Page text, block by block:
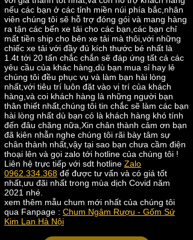
nếu các bạn ở các tỉnh miền núi phía bắc,nhân
viên chúng tôi sẽ hỗ trợ đóng gói và mang hàng
ra tận các bến xe tải cho các bạn,các bạn chỉ
mất tiền ship cho bên xe tải mà thôi,với những
chiếc xe tải với đầy đủ kích thước bé nhất là
1.4t tới 20 tấn chắc chắn sẽ đáp ứng tất cả các
yêu cầu của khác hàng,dù bạn mua sỉ hay lẻ
chúng tôi đều phục vụ và làm bạn hài lòng
nhất,với tiêu trí luôn đặt vào vị trí của khách
hàng,và coi khách hàng là những người bạn
thân thiết nhất,chúng tôi tin chắc sẽ làm các bạn
hài lòng nhất dù bạn có là khách hàng khó tính
đến đâu chăng nữa,Xin chân thành cảm ơn bạn
đã kiên nhẫn nghe chúng tôi rãi bày tâm sự
chân thành nhất,vậy tại sao bạn chưa cầm điện
thoại lên và gọi zalo tới hotline của chúng tôi !
Liên hệ trực tiếp với sdt hotline Zalo
0962.334.368 để được tư vấn và có giá tốt
nhất,ưu đãi nhất trong mùa dịch Covid năm
2021 nhé.
xem thêm mẫu chum mới nhất của chúng tôi
qua Fanpage : Chum Ngâm Rượu - Gốm Sứ
Kim Lan Hà Nội